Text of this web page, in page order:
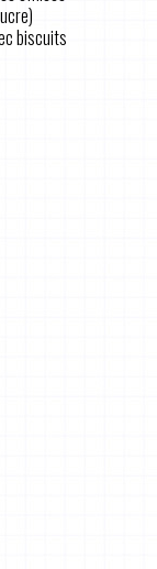
biscuits